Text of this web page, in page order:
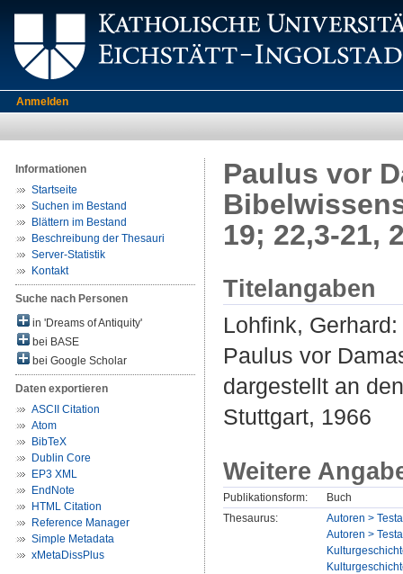
Anmelden
Informationen
Startseite
Suchen im Bestand
Blättern im Bestand
Beschreibung der Thesauri
Server-Statistik
Kontakt
Suche nach Personen
in 'Dreams of Antiquity'
bei BASE
bei Google Scholar
Daten exportieren
ASCII Citation
Atom
BibTeX
Dublin Core
EP3 XML
EndNote
HTML Citation
Reference Manager
Simple Metadata
xMetaDissPlus
Paulus vor
19; 22,3-21,
Titelangaben
Lohfink, Gerhard:
Paulus vor
dargestellt an
Stuttgart, 1966
Weitere
Publikationsform:
Buch
Thesaurus:
Autoren >
Autoren >